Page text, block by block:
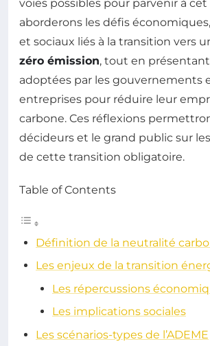
voies possibles pour parvenir à
aborderons les défis
et sociaux liés à la transition vers
zéro émission, tout en
adoptées par les gouvernements
entreprises pour réduire leur
carbone. Ces réflexions
décideurs et le grand public sur
de cette transition obligatoire.
Table of Contents
Définition de la neutralité
Les enjeux de la transition
Les répercussions
Les implications sociales
Les scénarios-types de l’ADEME